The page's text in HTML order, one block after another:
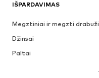
IŠPARDAVIMAS
Megztiniai ir megzti
Džinsai
Paltai